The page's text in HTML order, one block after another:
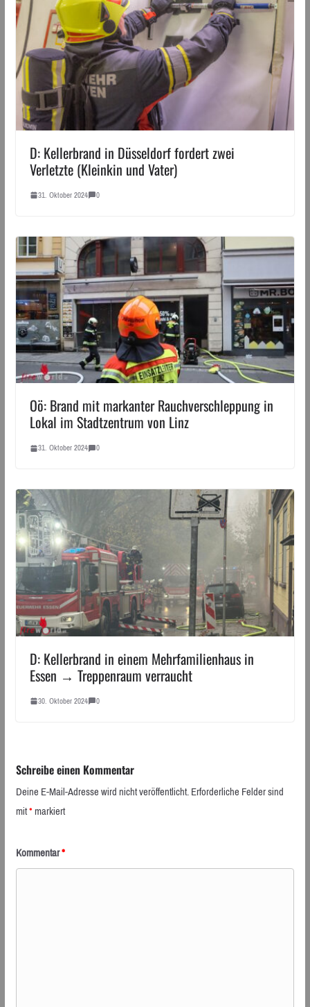
D: Kellerbrand in Düsseldorf fordert zwei
Verletzte (Kleinkin und Vater)
31. Oktober 2024 0
Oö: Brand mit markanter Rauchverschleppung in
Lokal im Stadtzentrum von Linz
31. Oktober 2024 0
D: Kellerbrand in einem Mehrfamilienhaus in
Essen → Treppenraum verraucht
30. Oktober 2024 0
Schreibe einen Kommentar
Deine E-Mail-Adresse wird nicht veröffentlicht.Erforderliche Felder sind
mit*markiert
Kommentar*